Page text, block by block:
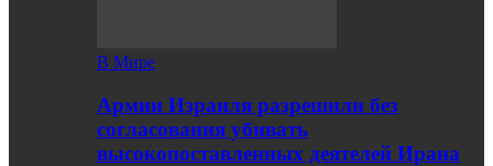
В Мире
Армии Израиля разрешили без
согласования убивать
высокопоставленных деятелей Ирана